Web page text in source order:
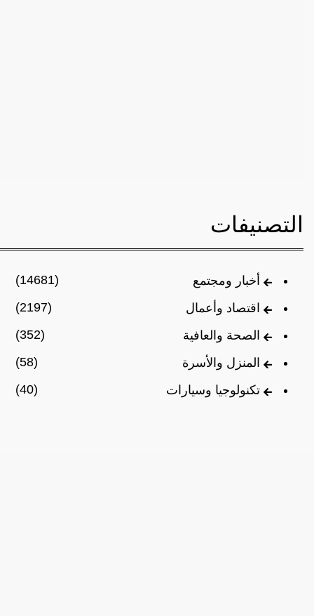
التصنيفات
أخبار ومجتمع
(14681)
اقتصاد وأعمال
(2197)
الصحة والعافية
(352)
المنزل والأسرة
(58)
تكنولوجيا وسيارات
(40)